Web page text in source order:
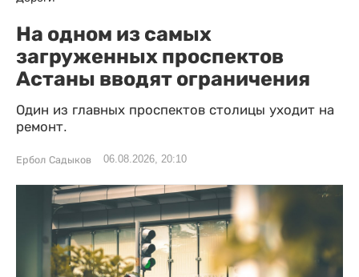
На одном из самых
загруженных проспектов
Астаны вводят ограничения
Один из главных проспектов столицы уходит на
ремонт.
Ербол Садыков 06.08.2026, 20:10